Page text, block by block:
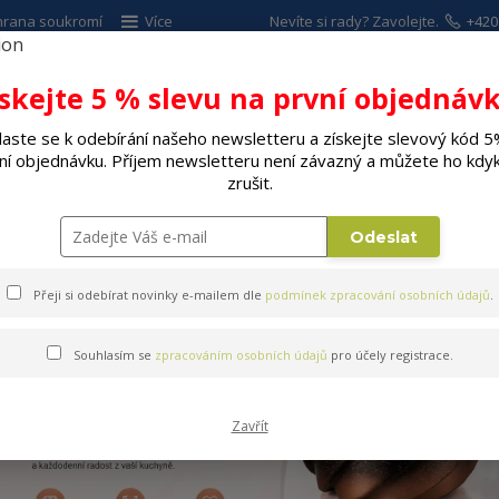
soukromí Více
Hledat
Nevíte si rady? Zavolejte.
SPOTŘEBIČE ELEKTRO DÍLNA A
Náhradní díly ND
5 % slevu na první
se k odebírání našeho newsletteru a získejte slevový kód
objednávku. Příjem newsletteru není závazný a můžete ho
zrušit.
Odeslat
Přeji si odebírat novinky e-mailem dle podmínek zpracování osobních údajů.
Souhlasím se zpracováním osobních údajů pro účely registrace.
Zavřít